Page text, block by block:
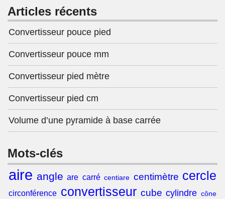
Articles récents
Convertisseur pouce pied
Convertisseur pouce mm
Convertisseur pied mètre
Convertisseur pied cm
Volume d’une pyramide à base carrée
Mots-clés
aire angle are carré centiare centimètre cercle
circonférence convertisseur cube cylindre cône